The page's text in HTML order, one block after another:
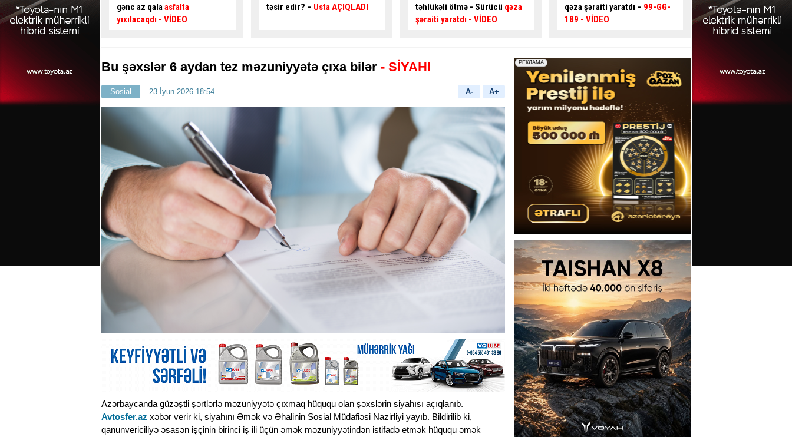
asfalta
- VİDEO
təsir edir? –Usta AÇIQLADI
təhlükəli ötmə - Sürücüqəza
qəza şəraiti yaratdı –99-GG-
189 - VİDEO
əngəlli şəxsi yola çıxmağa
məcbur qoydu
modeli tətbiq oluna
AÇIQLAMA
Bu şəxslər 6 aydan tez məzuniyyətə çıxa bilər - SİYAHI
Sosial 23 İyun 2026 18:54 A- A+
Azərbaycanda güzəştli şərtlərlə məzuniyyətə çıxmaq hüququ olan şəxslərin siyahısı açıqlanıb.
Avtosfer.az xəbər verir ki, siyahını Əmək və Əhalinin Sosial Müdafiəsi Nazirliyi yayıb. Bildirilib ki,
qanunvericiliyə əsasən işçinin birinci iş ili üçün əmək məzuniyyətindən istifadə etmək hüququ əmək